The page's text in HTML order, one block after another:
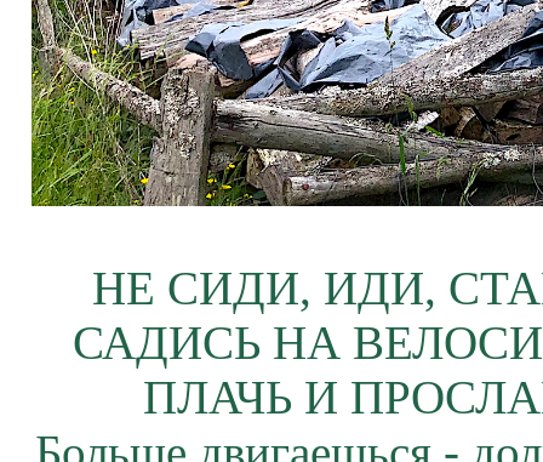
НЕ СИДИ, ИДИ,
САДИСЬ НА
ПЛАЧЬ И
Больше двигаешься -